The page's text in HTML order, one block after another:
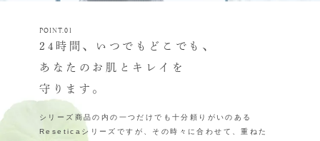
POINT.01
24時間、いつでもどこでも、
あなたのお肌とキレイを
守ります。
シリーズ商品の内の一つだけでも十分頼りがいのある
Reseticaシリーズですが、その時々に合わせて、重ねた